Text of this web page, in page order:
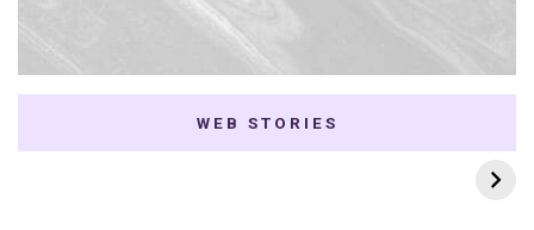
WEB STORIES
7 K-dramas Enemies
to Lovers
Thai Dramas com
First e Khaotung